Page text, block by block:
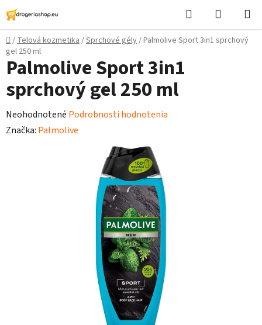
Prejsť
na
obsah
Hľadať
košík
Domov
/Telová kozmetika/Sprchové gély/Palmolive Sport 3in1 sprchový
gel 250 ml
Palmolive Sport 3in1
sprchový gel 250 ml
Priemerné
hodnotenie
Neohodnotené Podrobnosti hodnotenia
Značka: Palmolive